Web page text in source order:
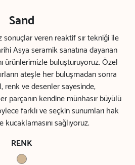
Sand
sonuçlar veren reaktif sır tekniği ile
Asya seramik sanatına dayanan
ürünlerimizle buluşturuyoruz. Özel
ateşle her buluşmadan sonra
renk ve desenler sayesinde,
parçanın kendine münhasır büyülü
farklı ve seçkin sunumları hak
sağlıyoruz.
RENK